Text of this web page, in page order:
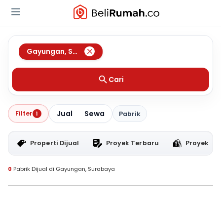
Gayungan, Surabaya
Cari
Filter 1 Jual Sewa Pabrik
Properti Dijual Proyek Terbaru Proyek
0 Pabrik Dijual di Gayungan, Surabaya